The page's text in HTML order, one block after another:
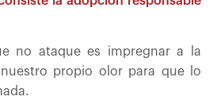
no ataque es impregnar a la
propio olor para que lo